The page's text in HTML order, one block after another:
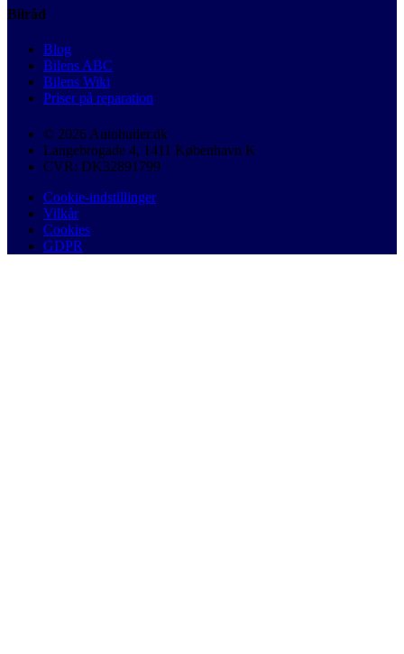
Bilråd
Blog
Bilens ABC
Bilens Wiki
Priser på reparation
© 2026 Autobutler.dk
Langebrogade 4, 1411 København K
CVR: DK32891799
Cookie-indstillinger
Vilkår
Cookies
GDPR